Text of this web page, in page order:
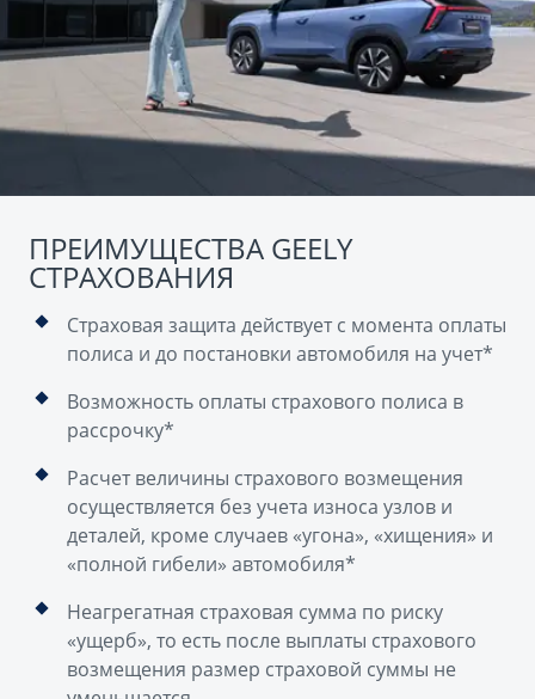
ПРЕИМУЩЕСТВА GEELY
СТРАХОВАНИЯ
Страховая защита действует с момента оплаты
полиса и до постановки автомобиля на учет*
Возможность оплаты страхового полиса в
рассрочку*
Расчет величины страхового возмещения
осуществляется без учета износа узлов и
деталей, кроме случаев «угона», «хищения» и
«полной гибели» автомобиля*
Неагрегатная страховая сумма по риску
«ущерб», то есть после выплаты страхового
возмещения размер страховой суммы не